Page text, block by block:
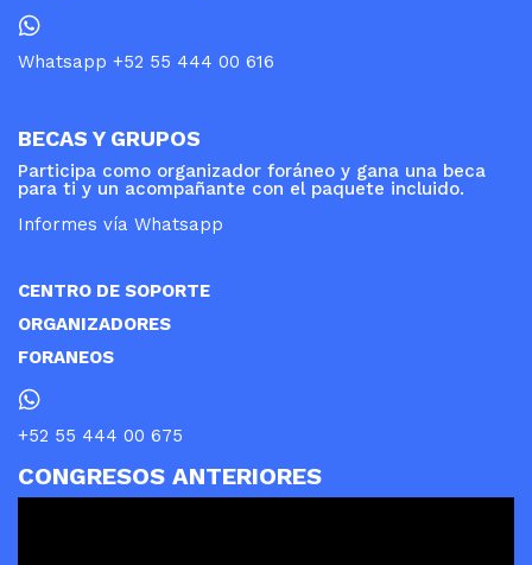
Whatsapp +52 55 444 00 616
BECAS Y GRUPOS
Participa como organizador foráneo y gana una beca
para ti y un acompañante con el paquete incluido.
Informes vía Whatsapp
CENTRO DE SOPORTE
ORGANIZADORES
FORANEOS
+52 55 444 00 675
CONGRESOS ANTERIORES